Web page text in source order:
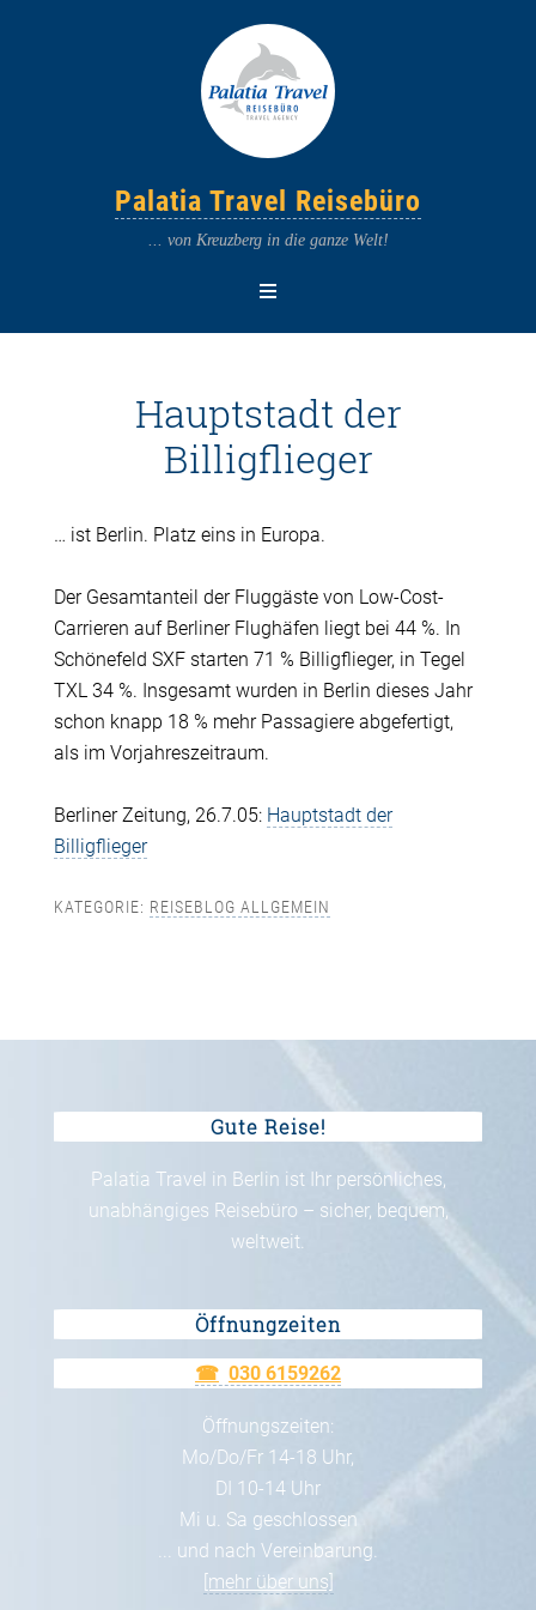
Palatia Travel Reisebüro
... von Kreuzberg in die ganze Welt!
Hauptstadt der
Billigflieger
… ist Berlin. Platz eins in Europa.
Der Gesamtanteil der Fluggäste von Low-Cost-
Carrieren auf Berliner Flughäfen liegt bei 44 %. In
Schönefeld SXF starten 71 % Billigflieger, in Tegel
TXL 34 %. Insgesamt wurden in Berlin dieses Jahr
schon knapp 18 % mehr Passagiere abgefertigt,
als im Vorjahreszeitraum.
Berliner Zeitung, 26.7.05: Hauptstadt der
Billigflieger
KATEGORIE: REISEBLOG ALLGEMEIN
Gute Reise!
Palatia Travel in Berlin ist Ihr persönliches,
unabhängiges Reisebüro – sicher, bequem,
weltweit.
Öffnungzeiten
030 6159262
Öffnungszeiten:
Mo/Do/Fr 14-18 Uhr,
DI 10-14 Uhr
Mi u. Sa geschlossen
... und nach Vereinbarung.
[mehr über uns]